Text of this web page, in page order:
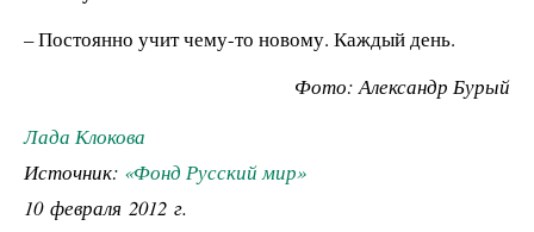
– Постоянно учит чему-то новому. Каждый день.
Фото: Александр Бурый
Лада Клокова
Источник: «Фонд Русский мир»
10 февраля 2012 г.